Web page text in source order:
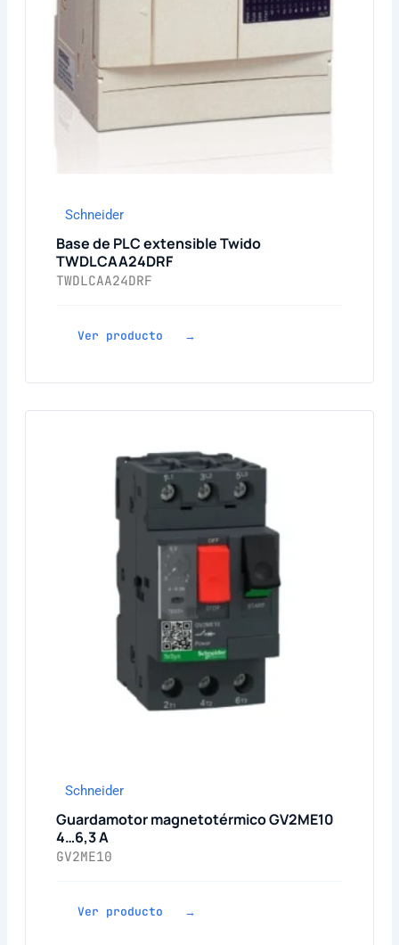
Schneider
Base de PLC extensible Twido
TWDLCAA24DRF
TWDLCAA24DRF
Ver producto →
Schneider
Guardamotor magnetotérmico GV2ME10
4…6,3 A
GV2ME10
Ver producto →